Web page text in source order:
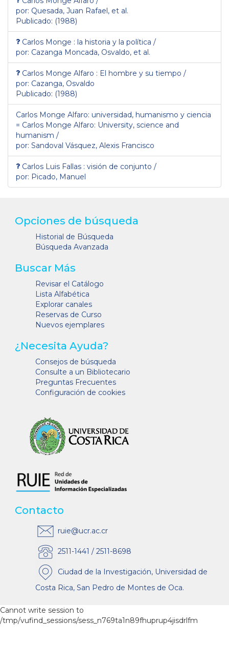
por: Quesada, Juan Rafael, et al.
Publicado: (1988)
Carlos Monge : la historia y la política /
por: Cazanga Moncada, Osvaldo, et al.
Carlos Monge Alfaro : El hombre y su tiempo /
por: Cazanga, Osvaldo
Publicado: (1988)
Carlos Monge Alfaro: universidad, humanismo y ciencia
= Carlos Monge Alfaro: University, science and
humanism /
por: Sandoval Vásquez, Alexis Francisco
Carlos Luis Fallas : visión de conjunto /
por: Picado, Manuel
Opciones de búsqueda
Historial de Búsqueda
Búsqueda Avanzada
Buscar Más
Revisar el Catálogo
Lista Alfabética
Explorar canales
Reservas de Curso
Nuevos ejemplares
¿Necesita Ayuda?
Consejos de búsqueda
Consulte a un Bibliotecario
Preguntas Frecuentes
Configuración de cookies
Contacto
ruie@ucr.ac.cr
2511-1441 / 2511-8698
Ciudad de la Investigación, Universidad de
Costa Rica, San Pedro de Montes de Oca.
Cannot write session to
/tmp/vufind_sessions/sess_n769ta1n89fhuprup4jisdrlfm